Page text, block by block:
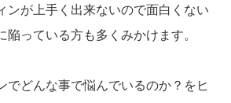
ンが上手く出来ないので面白くない
陥っている方も多くみかけます。
でどんな事で悩んでいるのか？をヒ